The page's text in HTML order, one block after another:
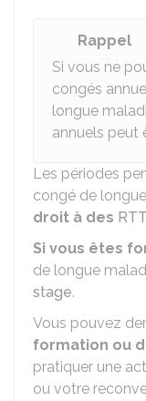
Rappel
Si vous ne
congés
longue
annuels peut
Les périodes
congé de
droit à des RTT
Si vous êtes
de longue
stage.
Vous pouvez
formation ou
pratiquer une
ou votre